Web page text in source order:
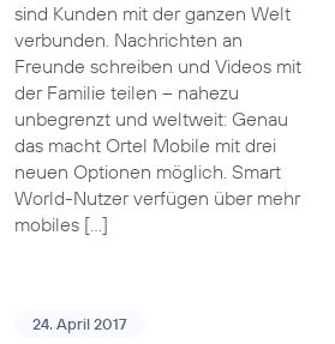
sind Kunden mit der ganzen Welt
verbunden. Nachrichten an
Freunde schreiben und Videos mit
der Familie teilen – nahezu
unbegrenzt und weltweit: Genau
das macht Ortel Mobile mit drei
neuen Optionen möglich. Smart
World-Nutzer verfügen über mehr
mobiles […]
24. April 2017